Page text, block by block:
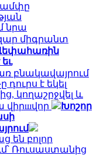
նրա
միգրանտ
բնակավայրում
է եկել
կողաշրջվել և
Խոշոր
են բոլոր
Ռուսաստանից